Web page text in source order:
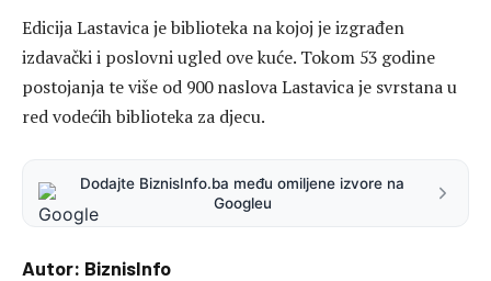
Edicija Lastavica je biblioteka na kojoj je izgrađen
izdavački i poslovni ugled ove kuće. Tokom 53 godine
postojanja te više od 900 naslova Lastavica je svrstana u
red vodećih biblioteka za djecu.
Dodajte BiznisInfo.ba među omiljene izvore na
Googleu
Autor: BiznisInfo